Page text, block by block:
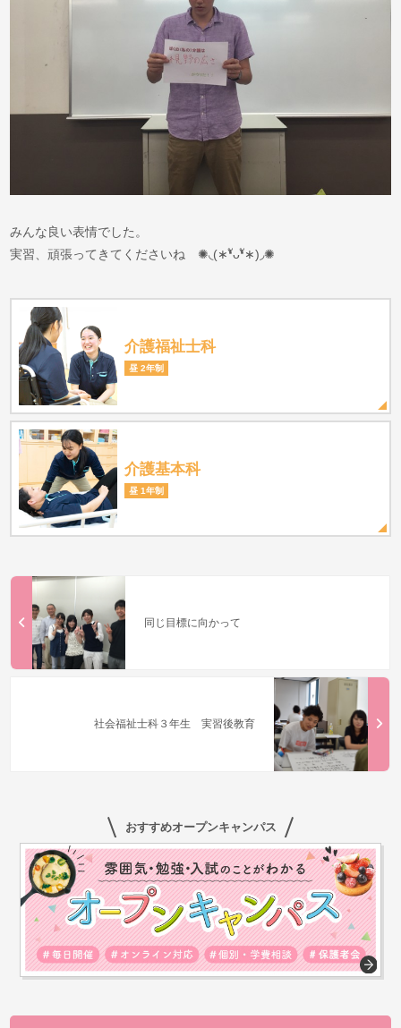
みんな良い表情でした。
実習、頑張ってきてくださいね ✺◟(∗❛ัᴗ❛ั∗)◞✺
介護福祉士科
昼 2年制
介護基本科
昼 1年制
同じ目標に向かって
社会福祉士科３年生 実習後教育
おすすめオープンキャンパス